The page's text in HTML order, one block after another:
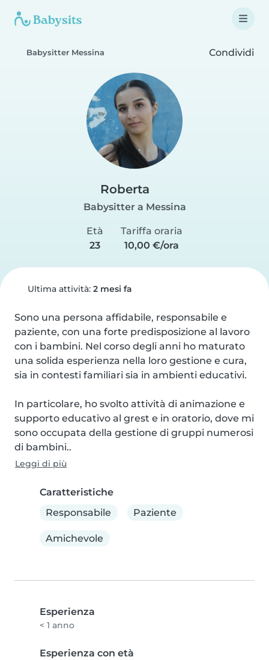
Babysitter Messina Condividi
Roberta
Babysitter a Messina
Età
23
Tariffa oraria
10,00 €/ora
Ultima attività: 2 mesi fa
Sono una persona affidabile, responsabile e
paziente, con una forte predisposizione al lavoro
con i bambini. Nel corso degli anni ho maturato
una solida esperienza nella loro gestione e cura,
sia in contesti familiari sia in ambienti educativi.
In particolare, ho svolto attività di animazione e
supporto educativo al grest e in oratorio, dove mi
sono occupata della gestione di gruppi numerosi
di bambini..
Leggi di più
Caratteristiche
Responsabile
Paziente
Amichevole
Esperienza
< 1 anno
Esperienza con età